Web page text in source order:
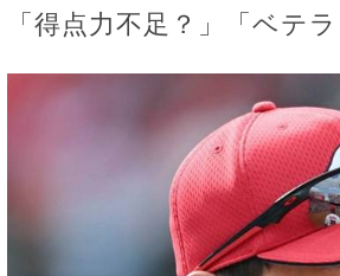
「得点力不足？」「ベテ